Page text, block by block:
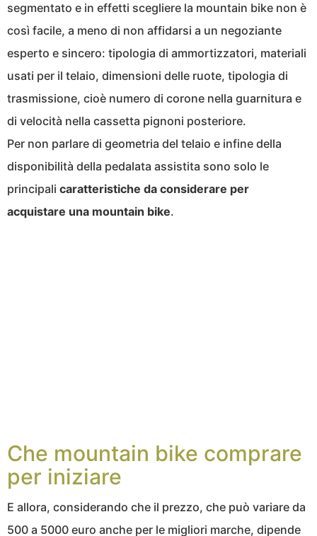
segmentato e in effetti scegliere la mountain bike non è
così facile, a meno di non affidarsi a un negoziante
esperto e sincero: tipologia di ammortizzatori, materiali
usati per il telaio, dimensioni delle ruote, tipologia di
trasmissione, cioè numero di corone nella guarnitura e
di velocità nella cassetta pignoni posteriore.
Per non parlare di geometria del telaio e infine della
disponibilità della pedalata assistita sono solo le
principali caratteristiche da considerare per
acquistare una mountain bike.
Che mountain bike comprare
per iniziare
E allora, considerando che il prezzo, che può variare da
500 a 5000 euro anche per le migliori marche, dipende